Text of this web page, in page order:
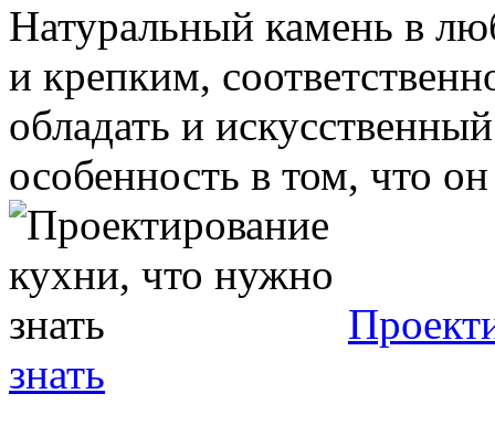
Натуральный камень в
и крепким,
обладать и
особенность в том, что
знать